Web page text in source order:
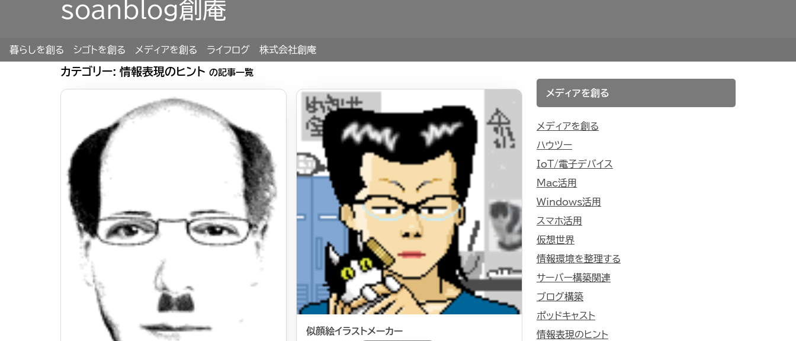
soanblog創庵
暮らしを創る シゴトを創る メディアを創る ライフログ 株式会社創庵
カテゴリー: 情報表現のヒント の記事一覧
似顔絵イラストメーカー
メディアを創る
メディアを創る
ハウツー
IoT/電子デバイス
Mac活用
Windows活用
スマホ活用
仮想世界
情報環境を整理する
サーバー構築関連
ブログ構築
ポッドキャスト
情報表現のヒント